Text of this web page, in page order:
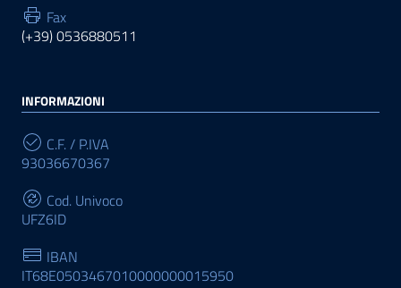
Fax
(+39) 0536880511
INFORMAZIONI
C.F. / P.IVA
93036670367
Cod. Univoco
UFZ6ID
IBAN
IT68E0503467010000000015950